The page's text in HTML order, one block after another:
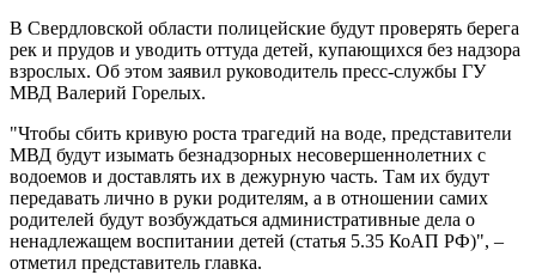
В Свердловской области полицейские будут проверять берега
рек и прудов и уводить оттуда детей, купающихся без надзора
взрослых. Об этом заявил руководитель пресс-службы ГУ
МВД Валерий Горелых.
"Чтобы сбить кривую роста трагедий на воде, представители
МВД будут изымать безнадзорных несовершеннолетних с
водоемов и доставлять их в дежурную часть. Там их будут
передавать лично в руки родителям, а в отношении самих
родителей будут возбуждаться административные дела о
ненадлежащем воспитании детей (статья 5.35 КоАП РФ)", –
отметил представитель главка.